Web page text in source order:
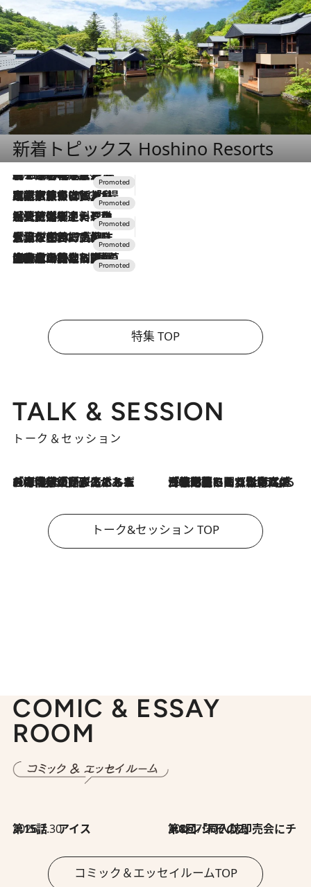
新着トピックス Hoshino Resorts
2026.8.7
【トンボの足水浴】ヒノキの香りに包まれて涼感マックス！約13℃の湧水かけ流しを避暑地「星野温泉 トンボの湯」で体験
2026.7.31
【ホテル帰省】という選択肢をOMOが提案。家族とほどよい距離を保つには「昼は実家、夜は気兼ねなくホテルで！」
2026.7.24
【夏限定ディナーコース】旬を迎える稚鮎や花ズッキーニなどをイタリア・トスカーナの郷土料理の手法で満喫！
2026.7.17
「土佐和ハーブかき氷」がOMO7高知に登場！生姜、山椒、大葉など目にも舌にも涼を呼ぶ郷土の味
2026.7.10
NEW OPEN！【界 草津】名湯の地に誕生。趣の異なる2種の温泉と上州ならではの会席・蕎麦割烹など美食を味わう究極の癒やし旅
特集 TOP
TALK & SESSION
トーク＆セッション
2026.8.3
「今後値上げがあるとすれば…」「リスクがあるのは今年の冬」エネルギー専門家が語る、ホルムズ海峡封鎖が家庭にもたらす“ある心配” 2026.8.3
「住宅建てられない…」「サーチャージ料の高値が続いている」ホルムズ海峡封鎖による影響はいつまで続く？《エネルギー専門家に聞く“どうなる日本の暮らし”》
トーク&セッション TOP
COMIC & ESSAY
ROOM
2026.7.30
第15話 アイス 2026.7.30
第8回「同人誌即売会にチャレンジ その2」
コミック＆エッセイルームTOP